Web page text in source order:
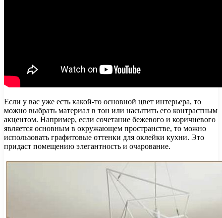
Если у вас уже есть какой-то основной цвет интерьера, то
можно выбрать материал в тон или насытить его контрастным
акцентом. Например, если сочетание бежевого и коричневого
является основным в окружающем пространстве, то можно
использовать графитовые оттенки для оклейки кухни. Это
придаст помещению элегантность и очарование.